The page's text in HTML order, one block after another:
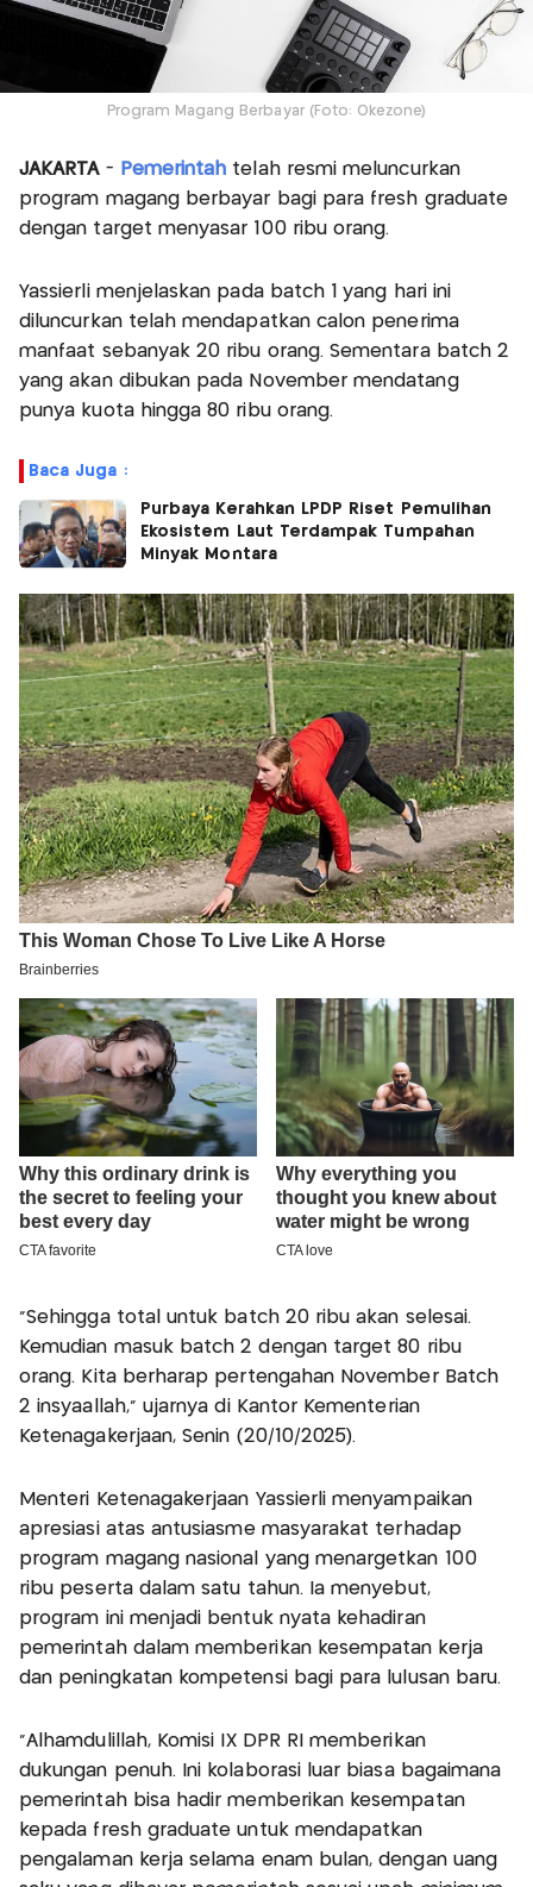
Program Magang Berbayar (Foto: Okezone)
JAKARTA- Pemerintah telah resmi meluncurkan
program magang berbayar bagi para fresh graduate
dengan target menyasar 100 ribu orang.
Yassierli menjelaskan pada batch 1 yang hari ini
diluncurkan telah mendapatkan calon penerima
manfaat sebanyak 20 ribu orang. Sementara batch 2
yang akan dibukan pada November mendatang
punya kuota hingga 80 ribu orang.
Baca Juga :
Purbaya Kerahkan LPDP Riset Pemulihan
Ekosistem Laut Terdampak Tumpahan
Minyak Montara
"Sehingga total untuk batch 20 ribu akan selesai.
Kemudian masuk batch 2 dengan target 80 ribu
orang. Kita berharap pertengahan November Batch
2 insyaallah," ujarnya di Kantor Kementerian
Ketenagakerjaan, Senin (20/10/2025).
Menteri Ketenagakerjaan Yassierli menyampaikan
apresiasi atas antusiasme masyarakat terhadap
program magang nasional yang menargetkan 100
ribu peserta dalam satu tahun. Ia menyebut,
program ini menjadi bentuk nyata kehadiran
pemerintah dalam memberikan kesempatan kerja
dan peningkatan kompetensi bagi para lulusan baru.
"Alhamdulillah, Komisi IX DPR RI memberikan
dukungan penuh. Ini kolaborasi luar biasa bagaimana
pemerintah bisa hadir memberikan kesempatan
kepada fresh graduate untuk mendapatkan
pengalaman kerja selama enam bulan, dengan uang